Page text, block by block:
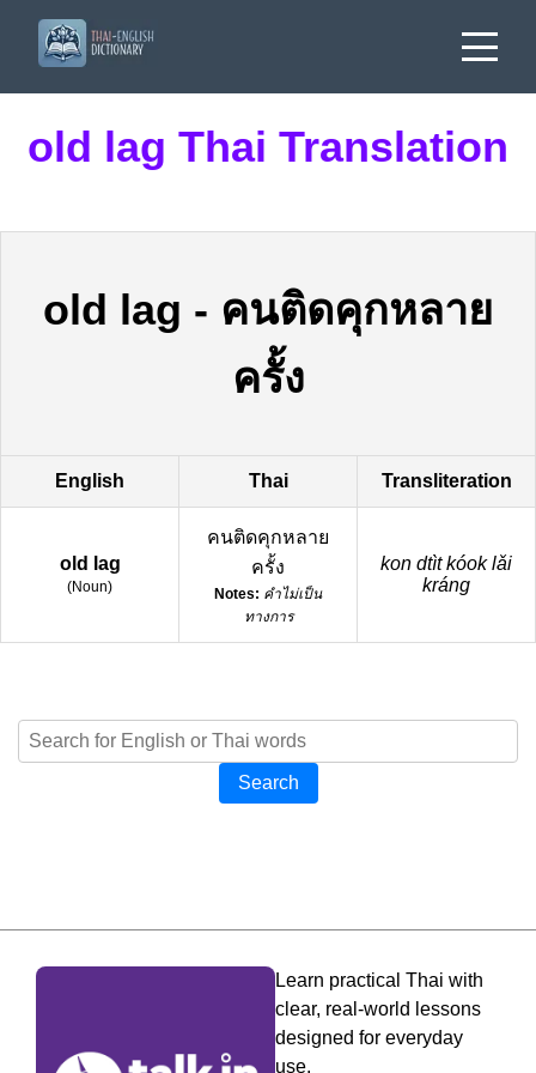
old lag Thai Translation
old lag - คนติดคุกหลาย
ครั้ง
English Thai Transliteration
old lag
(Noun)
คนติดคุกหลาย
ครั้ง
Notes: คำไม่เป็น
ทางการ
kon dtìt kóok lǎi
kráng
Search
Learn practical Thai with
clear, real-world lessons
designed for everyday
use.